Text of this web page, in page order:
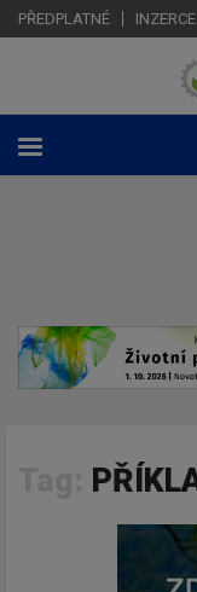
PŘEDPLATNÉ INZERCE